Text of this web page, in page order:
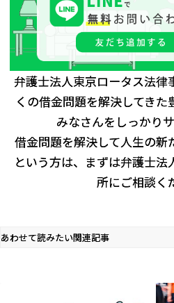
弁護士法人東京ロータス法律
くの借金問題を解決してきた
みなさんをしっかり
借金問題を解決して人生の新
という方は、まずは弁護士
所にご相談く
あわせて読みたい関連記事